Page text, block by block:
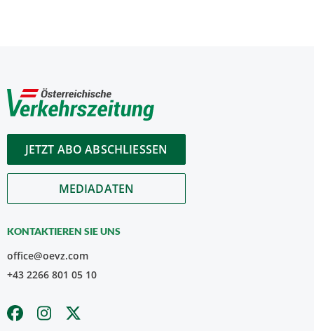
JETZT ABO ABSCHLIESSEN
MEDIADATEN
KONTAKTIEREN SIE UNS
office@oevz.com
+43 2266 801 05 10